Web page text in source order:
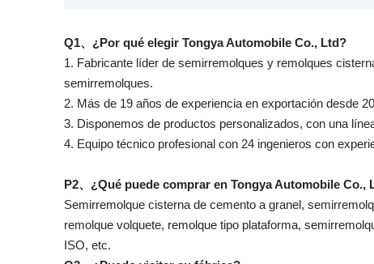
Q1、¿Por qué elegir Tongya Automobile Co., Ltd?
1. Fabricante líder de semirremolques y remolques
semirremolques.
2. Más de 19 años de experiencia en exportación desde
3. Disponemos de productos personalizados, con una
4. Equipo técnico profesional con 24 ingenieros con
P2、¿Qué puede comprar en Tongya Automobile Co.,
Semirremolque cisterna de cemento a granel,
remolque volquete, remolque tipo plataforma,
ISO, etc.